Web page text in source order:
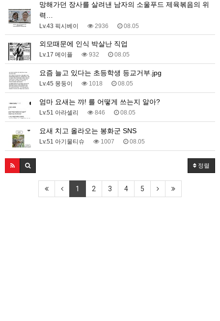
망해가던 장사를 살려낸 남자의 소울푸드 제육볶음의 위
력…
Lv.43 픽시베이 2936 08.05
외모때문에 인식 박살난 직업
Lv.17 메이플 932 08.05
요즘 늘고 있다는 초등학생 등교거부.jpg
Lv.45 몽둥이 1018 08.05
엄마 요새는 꺄! 를 어떻게 쓰는지 알아?
Lv.51 아라셀리 846 08.05
요새 치고 올라오는 봉화군 SNS
Lv.51 아기물티슈 1007 08.05
정렬
1 2 3 4 5